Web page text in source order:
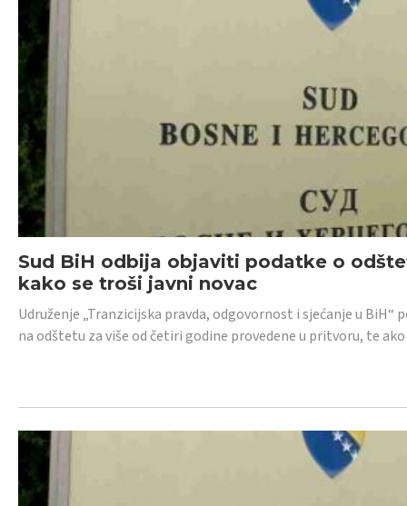
Sud BiH odbija objaviti podatke o
kako se troši javni novac
Udruženje „Tranzicijska pravda, odgovornost i sjećanje u
na odštetu za više od četiri godine provedene u pritvoru, te